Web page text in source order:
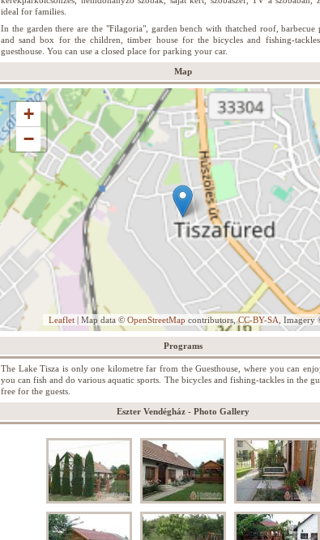
ideal for families.
In the garden there are the "Filagoria", garden bench with thatched roof, barbecue
and sand box for the children, timber house for the bicycles and fishing-
guesthouse. You can use a closed place for parking your car.
Map
+
−
Leaflet | Map data © OpenStreetMap contributors,CC-BY-SA , Imagery
Programs
The Lake Tisza is only one kilometre far from the Guesthouse, where you can
you can fish and do various aquatic sports. The bicycles and fishing-tackles in the
free for the guests.
Eszter Vendégház - Photo Gallery